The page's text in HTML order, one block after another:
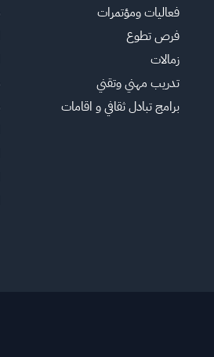
فعاليات ومؤتمرات
فرص تطوع
زمالات
تدريب مهني وتقني
برامج تبادل ثقافي و اقامات